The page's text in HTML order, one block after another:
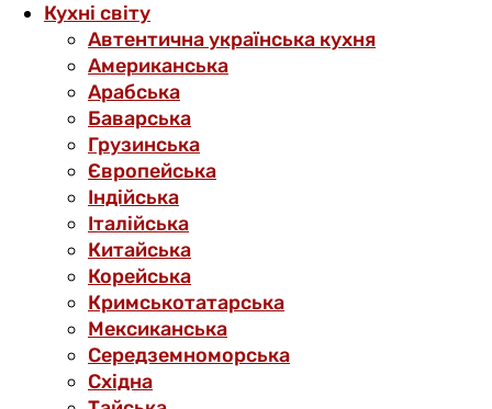
Кухні світу
Автентична українська кухня
Американська
Арабська
Баварська
Грузинська
Європейська
Індійська
Італійська
Китайська
Корейська
Кримськотатарська
Мексиканська
Середземноморська
Східна